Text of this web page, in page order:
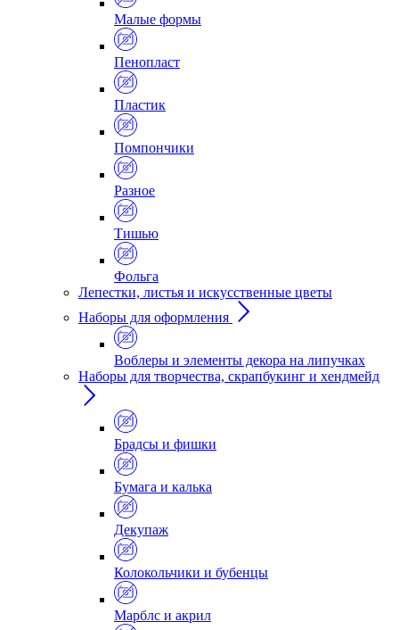
Малые формы
Пенопласт
Пластик
Помпончики
Разное
Тишью
Фольга
Лепестки, листья и искусственные цветы
Наборы для оформления
Воблеры и элементы декора на липучках
Наборы для творчества, скрапбукинг и хендмейд
Брадсы и фишки
Бумага и калька
Декупаж
Колокольчики и бубенцы
Марблс и акрил